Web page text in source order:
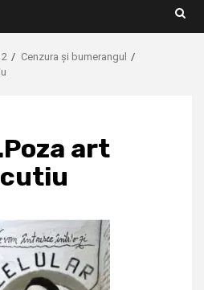
Cenzura și bumerangul
art